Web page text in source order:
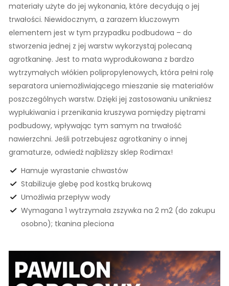
materiały użyte do jej wykonania, które decydują o jej
trwałości. Niewidocznym, a zarazem kluczowym
elementem jest w tym przypadku podbudowa – do
stworzenia jednej z jej warstw wykorzystaj polecaną
agrotkaninę. Jest to mata wyprodukowana z bardzo
wytrzymałych włókien polipropylenowych, która pełni rolę
separatora uniemożliwiającego mieszanie się materiałów
poszczególnych warstw. Dzięki jej zastosowaniu unikniesz
wypłukiwania i przenikania kruszywa pomiędzy piętrami
podbudowy, wpływając tym samym na trwałość
nawierzchni. Jeśli potrzebujesz agrotkaniny o innej
gramaturze, odwiedź najbliższy sklep Rodimax!
Hamuje wyrastanie chwastów
Stabilizuje glebę pod kostką brukową
Umożliwia przepływ wody
Wymagana 1 wytrzymała zszywka na 2 m2 (do zakupu
osobno); tkanina pleciona